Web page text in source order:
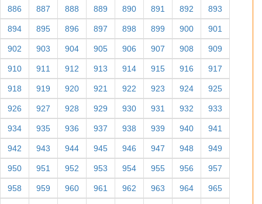
830 831 832 833 834 835 836 837
838 839 840 841 842 843 844 845
846 847 848 849 850 851 852 853
854 855 856 857 858 859 860 861
862 863 864 865 866 867 868 869
870 871 872 873 874 875 876 877
878 879 880 881 882 883 884 885
886 887 888 889 890 891 892 893
894 895 896 897 898 899 900 901
902 903 904 905 906 907 908 909